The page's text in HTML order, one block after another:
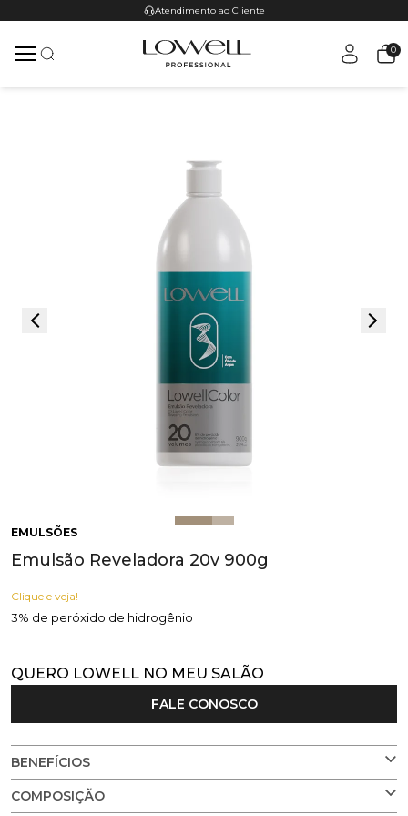
Atendimento ao Cliente
0
EMULSÕES
Emulsão Reveladora 20v 900g
Clique e veja!
3% de peróxido de hidrogênio
QUERO LOWELL NO MEU SALÃO
FALE CONOSCO
BENEFÍCIOS
Com óleo de Argan
COMPOSIÇÃO